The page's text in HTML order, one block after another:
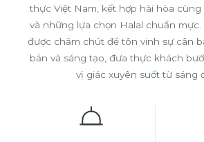
thực Việt Nam, kết hợp hài hòa
và những lựa chọn Halal chuẩn
được chăm chút để tôn vinh sự cân
bản và sáng tạo, đưa thực khách
vị giác xuyên suốt từ sáng